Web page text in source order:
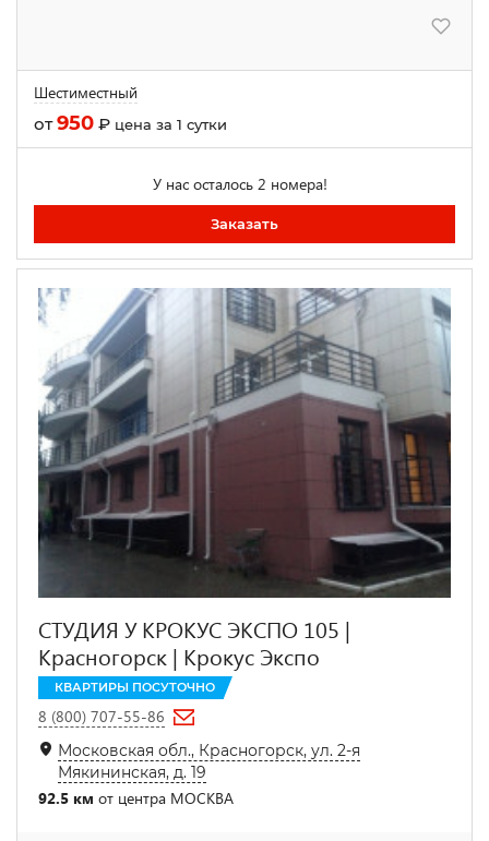
Шестиместный
от950 ₽ цена за 1 сутки
У нас осталось 2 номера!
Заказать
СТУДИЯ У КРОКУС ЭКСПО 105 |
Красногорск | Крокус Экспо
КВАРТИРЫ ПОСУТОЧНО
8 (800) 707-55-86
Московская обл., Красногорск, ул. 2-я
Мякининская, д. 19
92.5 км от центра МОСКВА